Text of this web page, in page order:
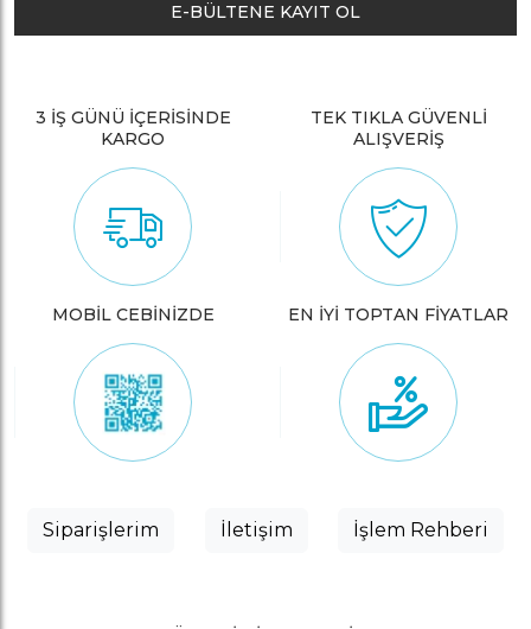
E-BÜLTENE KAYIT OL
3 İŞ GÜNÜ İÇERİSİNDE
KARGO
TEK TIKLA GÜVENLİ
ALIŞVERİŞ
MOBİL CEBİNİZDE EN İYİ TOPTAN FİYATLAR
Siparişlerim İletişim İşlem Rehberi